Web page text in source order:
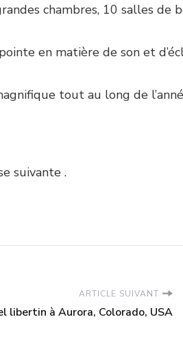
chambres, 10 salles de
en matière de son et
tout au long de
suivante .
ARTICLE SUIVANT
libertin à Aurora, Colorado, USA